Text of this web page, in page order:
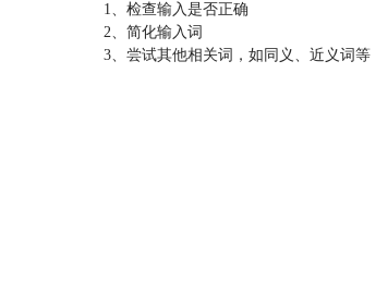
1、检查输入是否正确
2、简化输入词
3、尝试其他相关词，如同义、近义词等